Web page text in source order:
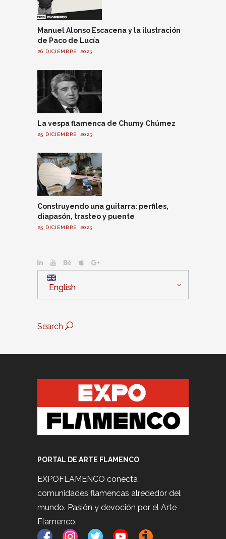
Manuel Alonso Escacena y la ilustración
de Paco de Lucía
26 DICIEMBRE, 2023
La vespa flamenca de Chumy Chúmez
25 DICIEMBRE, 2023
Construyendo una guitarra: perfiles,
diapasón, trasteo y puente
25 DICIEMBRE, 2023
English
Search
PORTAL DE ARTE FLAMENCO
EXPOFLAMENCO conecta
comunidades flamencas alrededor del
mundo. Pasión y devoción por el Arte
Flamenco.